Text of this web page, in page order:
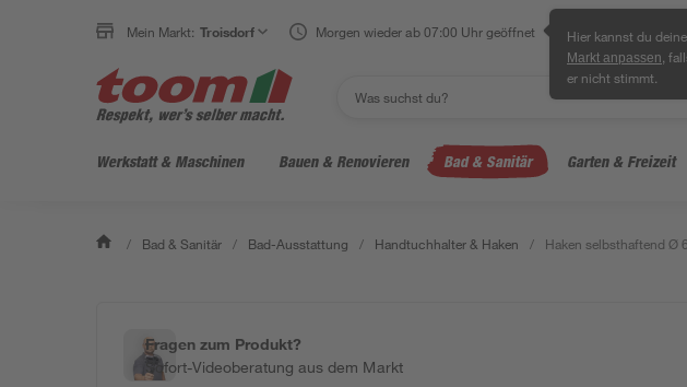
Mein Markt: Troisdorf Morgen wieder ab 07:00 Uhr geöffnet Hier kannst du
Markt anpassen ,
er nicht stimmt.
Werkstatt & Maschinen Bauen & Renovieren Bad & Sanitär Garten & Freizeit
/ Bad & Sanitär / Bad-Ausstattung / Handtuchhalter & Haken / Haken selbsthaftend Ø
Fragen zum Produkt?
Sofort-Videoberatung aus dem Markt